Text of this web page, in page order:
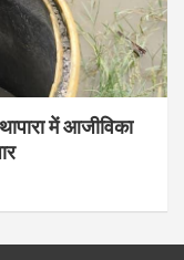
में आजीविका